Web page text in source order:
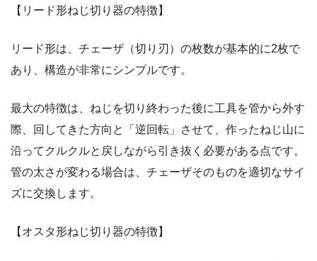
【リード形ねじ切り器の特徴】
リード形は、チェーザ（切り刃）の枚数が基本的に2枚で
あり、構造が非常にシンプルです。
最大の特徴は、ねじを切り終わった後に工具を管から外す
際、回してきた方向と「逆回転」させて、作ったねじ山に
沿ってクルクルと戻しながら引き抜く必要がある点です。
管の太さが変わる場合は、チェーザそのものを適切なサイ
ズに交換します。
【オスタ形ねじ切り器の特徴】